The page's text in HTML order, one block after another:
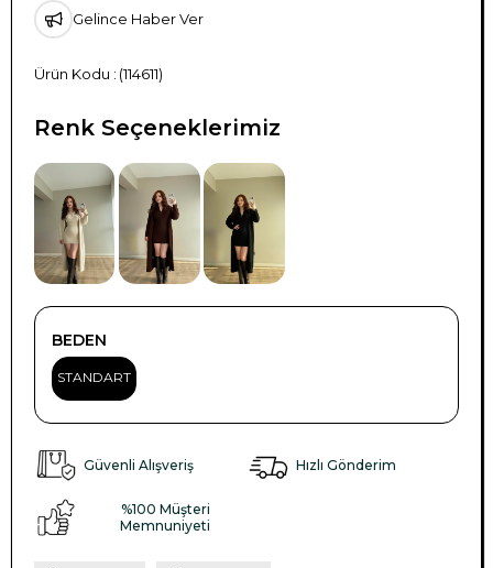
Gelince Haber Ver
(114611)
Renk Seçeneklerimiz
TÜKENDI
BEDEN
STANDART
Güvenli Alışveriş Hızlı Gönderim
%100 Müşteri
Memnuniyeti